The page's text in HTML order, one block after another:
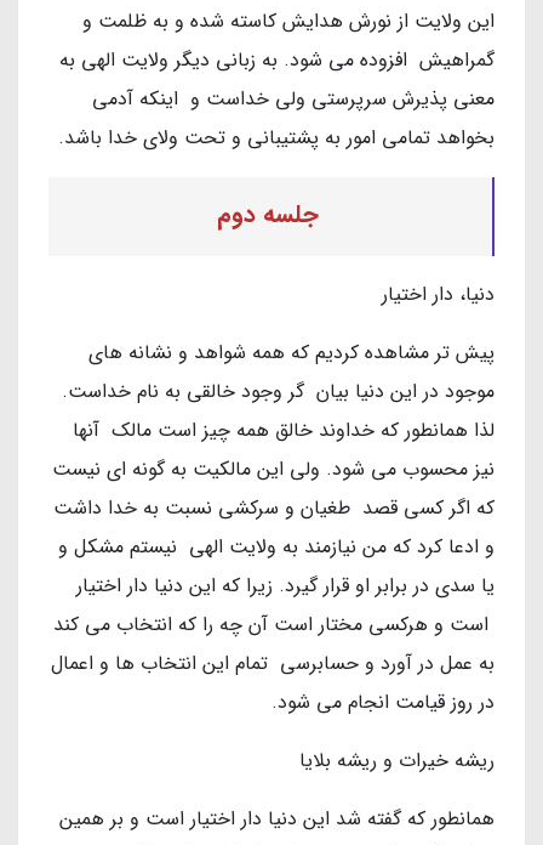
این ولایت از نورش هدایش کاسته شده و به ظلمت و
گمراهیش افزوده می شود. به زبانی دیگر ولايت الهي به
معني پذيرش سرپرستي ولي خداست و اینکه آدمی
بخواهد تمامی امور به پشتیبانی و تحت ولای خدا باشد.
جلسه دوم
دنیا، دار اختیار
پیش تر مشاهده کردیم که همه شواهد و نشانه های
موجود در این دنیا بیان گر وجود خالقی به نام خداست.
لذا همانطور که خداوند خالق همه چیز است مالک آنها
نیز محسوب می شود. ولی این مالکیت به گونه ای نیست
که اگر کسی قصد طغیان و سرکشی نسبت به خدا داشت
و ادعا کرد که من نیازمند به ولایت الهی نیستم مشکل و
یا سدی در برابر او قرار گیرد. زیرا که این دنیا دار اختیار
است و هرکسی مختار است آن چه را که انتخاب می کند
به عمل در آورد و حسابرسی تمام این انتخاب ها و اعمال
در روز قیامت انجام می شود.
ریشه خیرات و ریشه بلایا
همانطور که گفته شد این دنیا دار اختیار است و بر همین